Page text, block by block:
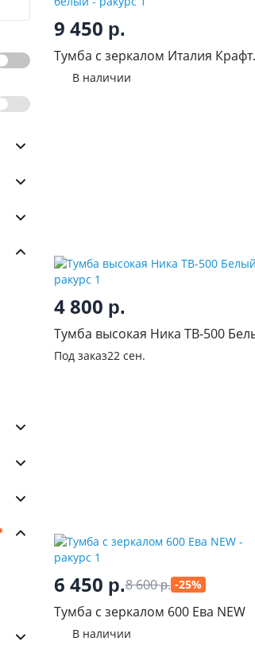
9 450 р.
Тумба с зеркалом Италия Крафт
белый
В наличии
4 800 р.
Тумба высокая Ника ТВ-500
Под заказ22 сен.
6 450 р.8 600р. -25%
Тумба с зеркалом 600 Ева NEW
В наличии